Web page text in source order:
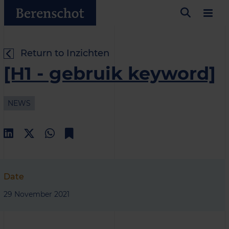
Return to Inzichten
[H1 - gebruik keyword]
NEWS
Date
29 November 2021